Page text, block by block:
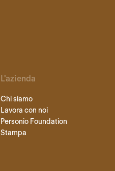
L'azienda
Chi siamo
Lavora con noi
Personio Foundation
Stampa